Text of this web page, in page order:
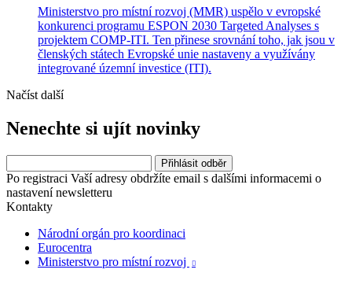
Ministerstvo pro místní rozvoj (MMR) uspělo v evropské
konkurenci programu ESPON 2030 Targeted Analyses s
projektem COMP-ITI. Ten přinese srovnání toho, jak jsou v
členských státech Evropské unie nastaveny a využívány
integrované územní investice (ITI).
Načíst další
Nenechte si ujít novinky
Po registraci Vaší adresy obdržíte email s dalšími informacemi o
nastavení newsletteru
Kontakty
Národní orgán pro koordinaci
Eurocentra
Ministerstvo pro místní rozvoj
